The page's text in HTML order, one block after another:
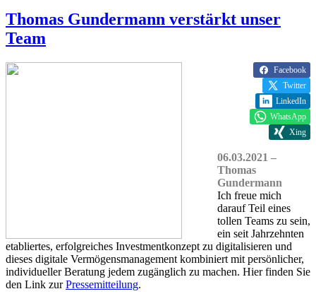
Thomas Gundermann verstärkt unser
Team
Facebook
Twitter
LinkedIn
WhatsApp
Xing
06.03.2021 –
Thomas
Gundermann
Ich freue mich
darauf Teil eines
tollen Teams zu sein,
ein seit Jahrzehnten
etabliertes, erfolgreiches Investmentkonzept zu digitalisieren und
dieses digitale Vermögensmanagement kombiniert mit persönlicher,
individueller Beratung jedem zugänglich zu machen. Hier finden Sie
den Link zurPressemitteilung.